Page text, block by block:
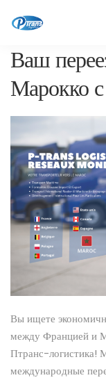
Ваш
Марокко
Вы ищете
между Францией и
Птранс-логистика!
международные